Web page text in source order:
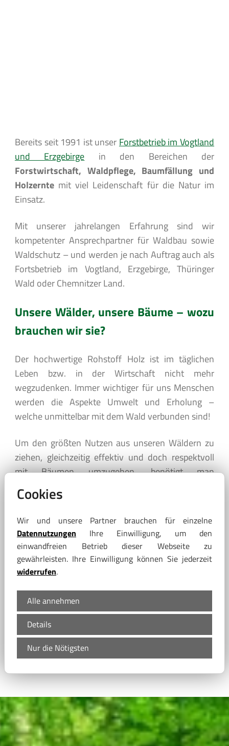
Bereits seit 1991 ist unser Forstbetrieb im Vogtland
und Erzgebirge in den Bereichen der
Forstwirtschaft, Waldpflege, Baumfällung und
Holzerntemit viel Leidenschaft für die Natur im
Einsatz.
Mit unserer jahrelangen Erfahrung sind wir
kompetenter Ansprechpartner für Waldbau sowie
Waldschutz – und werden je nach Auftrag auch als
Fortsbetrieb im Vogtland, Erzgebirge, Thüringer
Wald oder Chemnitzer Land.
Unsere Wälder, unsere Bäume – wozu
brauchen wir sie?
Der hochwertige Rohstoff Holz ist im täglichen
Leben bzw. in der Wirtschaft nicht mehr
wegzudenken. Immer wichtiger für uns Menschen
werden die Aspekte Umwelt und Erholung –
welche unmittelbar mit dem Wald verbunden sind!
Um den größten Nutzen aus unseren Wäldern zu
ziehen, gleichzeitig effektiv und doch respektvoll
mit Bäumen umzugehen, benötigt man
Verständnis, Fachwissen und Erfahrung. Für unsere
Waldwirtschaft sind dies die Grundpfeiler unserer
täglichen Waldarbeit!
Cookies
Wir und unsere Partner brauchen für einzelne
Datennutzungen Ihre Einwilligung, um den
einwandfreien Betrieb dieser Webseite zu
gewährleisten. Ihre Einwilligung können Sie jederzeit
widerrufen.
Alle annehmen
Details
Nur die Nötigsten